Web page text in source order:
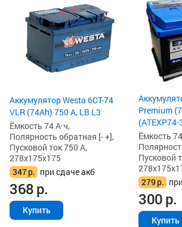
Аккумулятор Westa 6СТ-74
VLR (74Ah) 750 А, LB L3
Ёмкость 74 А·ч,
Полярность обратная [- +],
Пусковой ток 750 А,
278x175x175
347р. при сдаче акб
368р.
Купить
Premium
(ATEXP74-
Ёмкость
Пусковой
279р.
300р.
Купить